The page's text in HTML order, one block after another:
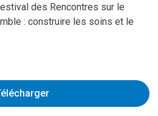
des Rencontres sur le
: construire les soins et le